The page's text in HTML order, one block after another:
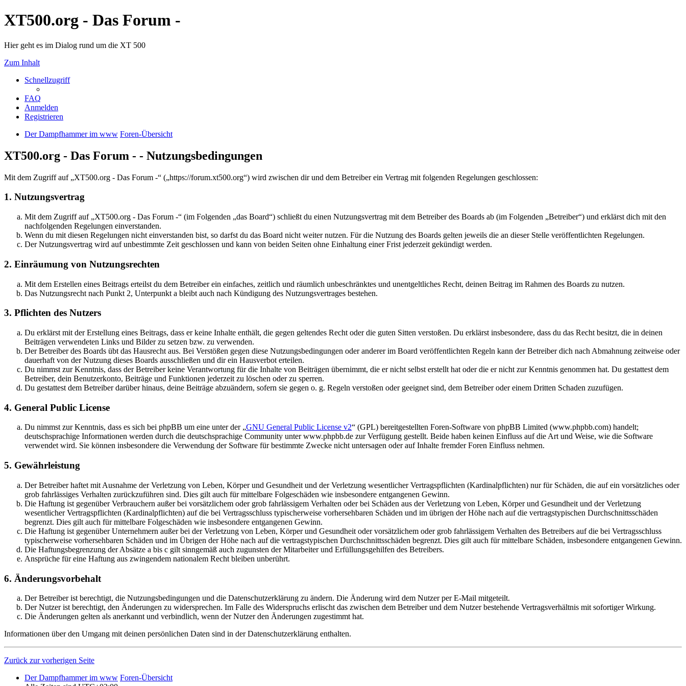
XT500.org - Das Forum -
Hier geht es im Dialog rund um die XT 500
Zum Inhalt
Schnellzugriff
FAQ
Anmelden
Registrieren
Der Dampfhammer im www Foren-Übersicht
XT500.org - Das Forum - - Nutzungsbedingungen
Mit dem Zugriff auf „XT500.org - Das Forum -“ („https://forum.xt500.org“) wird zwischen dir und dem Betreiber ein Vertrag mit folgenden Regelungen geschlossen:
1. Nutzungsvertrag
Mit dem Zugriff auf „XT500.org - Das Forum -“ (im Folgenden „das Board“) schließt du einen Nutzungsvertrag mit dem Betreiber des Boards ab (im Folgenden „Betreiber“) und erklärst dich mit den
nachfolgenden Regelungen einverstanden.
Wenn du mit diesen Regelungen nicht einverstanden bist, so darfst du das Board nicht weiter nutzen. Für die Nutzung des Boards gelten jeweils die an dieser Stelle veröffentlichten Regelungen.
Der Nutzungsvertrag wird auf unbestimmte Zeit geschlossen und kann von beiden Seiten ohne Einhaltung einer Frist jederzeit gekündigt werden.
2. Einräumung von Nutzungsrechten
Mit dem Erstellen eines Beitrags erteilst du dem Betreiber ein einfaches, zeitlich und räumlich unbeschränktes und unentgeltliches Recht, deinen Beitrag im Rahmen des Boards zu nutzen.
Das Nutzungsrecht nach Punkt 2, Unterpunkt a bleibt auch nach Kündigung des Nutzungsvertrages bestehen.
3. Pflichten des Nutzers
Du erklärst mit der Erstellung eines Beitrags, dass er keine Inhalte enthält, die gegen geltendes Recht oder die guten Sitten verstoßen. Du erklärst insbesondere, dass du das Recht besitzt, die in deinen
Beiträgen verwendeten Links und Bilder zu setzen bzw. zu verwenden.
Der Betreiber des Boards übt das Hausrecht aus. Bei Verstößen gegen diese Nutzungsbedingungen oder anderer im Board veröffentlichten Regeln kann der Betreiber dich nach Abmahnung zeitweise oder
dauerhaft von der Nutzung dieses Boards ausschließen und dir ein Hausverbot erteilen.
Du nimmst zur Kenntnis, dass der Betreiber keine Verantwortung für die Inhalte von Beiträgen übernimmt, die er nicht selbst erstellt hat oder die er nicht zur Kenntnis genommen hat. Du gestattest dem
Betreiber, dein Benutzerkonto, Beiträge und Funktionen jederzeit zu löschen oder zu sperren.
Du gestattest dem Betreiber darüber hinaus, deine Beiträge abzuändern, sofern sie gegen o. g. Regeln verstoßen oder geeignet sind, dem Betreiber oder einem Dritten Schaden zuzufügen.
4. General Public License
Du nimmst zur Kenntnis, dass es sich bei phpBB um eine unter der „GNU General Public License v2“ (GPL) bereitgestellten Foren-Software von phpBB Limited (www.phpbb.com) handelt;
deutschsprachige Informationen werden durch die deutschsprachige Community unter www.phpbb.de zur Verfügung gestellt. Beide haben keinen Einfluss auf die Art und Weise, wie die Software
verwendet wird. Sie können insbesondere die Verwendung der Software für bestimmte Zwecke nicht untersagen oder auf Inhalte fremder Foren Einfluss nehmen.
5. Gewährleistung
Der Betreiber haftet mit Ausnahme der Verletzung von Leben, Körper und Gesundheit und der Verletzung wesentlicher Vertragspflichten (Kardinalpflichten) nur für Schäden, die auf ein vorsätzliches oder
grob fahrlässiges Verhalten zurückzuführen sind. Dies gilt auch für mittelbare Folgeschäden wie insbesondere entgangenen Gewinn.
Die Haftung ist gegenüber Verbrauchern außer bei vorsätzlichem oder grob fahrlässigem Verhalten oder bei Schäden aus der Verletzung von Leben, Körper und Gesundheit und der Verletzung
wesentlicher Vertragspflichten (Kardinalpflichten) auf die bei Vertragsschluss typischerweise vorhersehbaren Schäden und im übrigen der Höhe nach auf die vertragstypischen Durchschnittsschäden
begrenzt. Dies gilt auch für mittelbare Folgeschäden wie insbesondere entgangenen Gewinn.
Die Haftung ist gegenüber Unternehmern außer bei der Verletzung von Leben, Körper und Gesundheit oder vorsätzlichem oder grob fahrlässigem Verhalten des Betreibers auf die bei Vertragsschluss
typischerweise vorhersehbaren Schäden und im Übrigen der Höhe nach auf die vertragstypischen Durchschnittsschäden begrenzt. Dies gilt auch für mittelbare Schäden, insbesondere entgangenen Gewinn.
Die Haftungsbegrenzung der Absätze a bis c gilt sinngemäß auch zugunsten der Mitarbeiter und Erfüllungsgehilfen des Betreibers.
Ansprüche für eine Haftung aus zwingendem nationalem Recht bleiben unberührt.
6. Änderungsvorbehalt
Der Betreiber ist berechtigt, die Nutzungsbedingungen und die Datenschutzerklärung zu ändern. Die Änderung wird dem Nutzer per E-Mail mitgeteilt.
Der Nutzer ist berechtigt, den Änderungen zu widersprechen. Im Falle des Widerspruchs erlischt das zwischen dem Betreiber und dem Nutzer bestehende Vertragsverhältnis mit sofortiger Wirkung.
Die Änderungen gelten als anerkannt und verbindlich, wenn der Nutzer den Änderungen zugestimmt hat.
Informationen über den Umgang mit deinen persönlichen Daten sind in der Datenschutzerklärung enthalten.
Zurück zur vorherigen Seite
Der Dampfhammer im www Foren-Übersicht